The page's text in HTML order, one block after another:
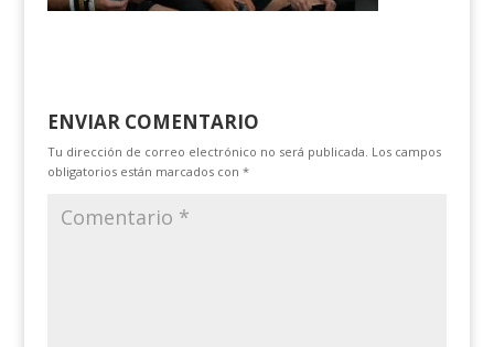
ENVIAR COMENTARIO
Tu dirección de correo electrónico no será publicada. Los campos
obligatorios están marcados con *